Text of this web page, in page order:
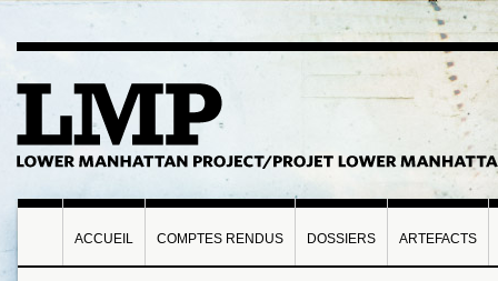
ACCUEIL COMPTES RENDUS DOSSIERS ARTEFACTS